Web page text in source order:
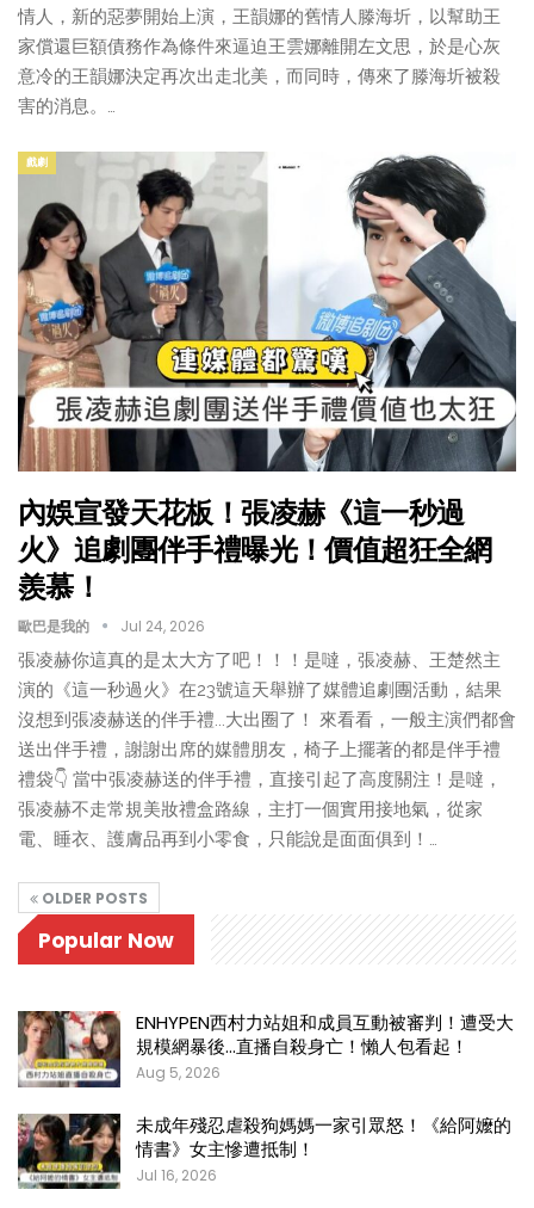
情人，新的惡夢開始上演，王韻娜的舊情人滕海圻，以幫助王
家償還巨額債務作為條件來逼迫王雲娜離開左文思，於是心灰
意冷的王韻娜決定再次出走北美，而同時，傳來了滕海圻被殺
害的消息。…
戲劇
內娛宣發天花板！張凌赫《這一秒過
火》追劇團伴手禮曝光！價值超狂全網
羨慕！
歐巴是我的 Jul 24, 2026
張凌赫你這真的是太大方了吧！！！是噠，張凌赫、王楚然主
演的《這一秒過火》在23號這天舉辦了媒體追劇團活動，結果
沒想到張凌赫送的伴手禮...大出圈了！ 來看看，一般主演們都會
送出伴手禮，謝謝出席的媒體朋友，椅子上擺著的都是伴手禮
禮袋👇 當中張凌赫送的伴手禮，直接引起了高度關注！是噠，
張凌赫不走常規美妝禮盒路線，主打一個實用接地氣，從家
電、睡衣、護膚品再到小零食，只能說是面面俱到！…
OLDER POSTS
Popular Now
ENHYPEN西村力站姐和成員互動被審判！遭受大
規模網暴後…直播自殺身亡！懶人包看起！
Aug 5, 2026
未成年殘忍虐殺狗媽媽一家引眾怒！《給阿嬤的
情書》女主慘遭抵制！
Jul 16, 2026